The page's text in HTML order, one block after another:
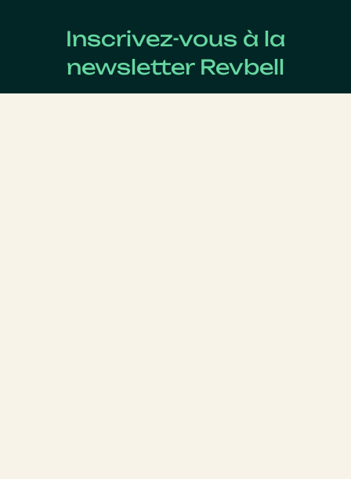
Inscrivez-vous à la
newsletter Revbell